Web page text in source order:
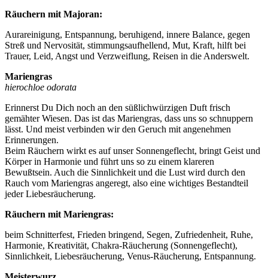
Räuchern mit Majoran:
Aurareinigung, Entspannung, beruhigend, innere Balance, gegen
Streß und Nervosität, stimmungsaufhellend, Mut, Kraft, hilft bei
Trauer, Leid, Angst und Verzweiflung, Reisen in die Anderswelt.
Mariengras
hierochloe odorata
Erinnerst Du Dich noch an den süßlichwürzigen Duft frisch
gemähter Wiesen. Das ist das Mariengras, dass uns so schnuppern
lässt. Und meist verbinden wir den Geruch mit angenehmen
Erinnerungen.
Beim Räuchern wirkt es auf unser Sonnengeflecht, bringt Geist und
Körper in Harmonie und führt uns so zu einem klareren
Bewußtsein. Auch die Sinnlichkeit und die Lust wird durch den
Rauch vom Mariengras angeregt, also eine wichtiges Bestandteil
jeder Liebesräucherung.
Räuchern mit Mariengras:
beim Schnitterfest, Frieden bringend, Segen, Zufriedenheit, Ruhe,
Harmonie, Kreativität, Chakra-Räucherung (Sonnengeflecht),
Sinnlichkeit, Liebesräucherung, Venus-Räucherung, Entspannung.